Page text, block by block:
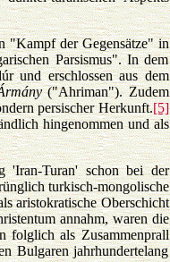
"Kampf der Gegensätze" in
Parsismus". In dem
und erschlossen aus dem
("Ahriman"). Zudem
persischer Herkunft.[5]
hingenommen und als
'Iran-Turan' schon bei der
turkisch-mongolische
aristokratische Oberschicht
annahm, waren die
folglich als Zusammenprall
Bulgaren jahrhundertelang